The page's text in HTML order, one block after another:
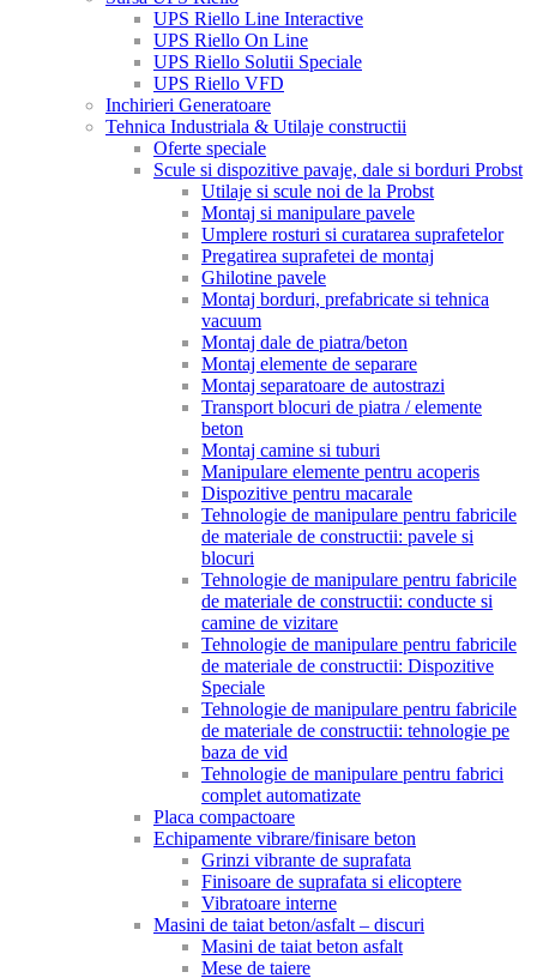
UPS Riello Line Interactive
UPS Riello On Line
UPS Riello Solutii Speciale
UPS Riello VFD
Inchirieri Generatoare
Tehnica Industriala & Utilaje constructii
Oferte speciale
Scule si dispozitive pavaje, dale si borduri Probst
Utilaje si scule noi de la Probst
Montaj si manipulare pavele
Umplere rosturi si curatarea suprafetelor
Pregatirea suprafetei de montaj
Ghilotine pavele
Montaj borduri, prefabricate si tehnica
vacuum
Montaj dale de piatra/beton
Montaj elemente de separare
Montaj separatoare de autostrazi
Transport blocuri de piatra / elemente
beton
Montaj camine si tuburi
Manipulare elemente pentru acoperis
Dispozitive pentru macarale
Tehnologie de manipulare pentru fabricile
de materiale de constructii: pavele si
blocuri
Tehnologie de manipulare pentru fabricile
de materiale de constructii: conducte si
camine de vizitare
Tehnologie de manipulare pentru fabricile
de materiale de constructii: Dispozitive
Speciale
Tehnologie de manipulare pentru fabricile
de materiale de constructii: tehnologie pe
baza de vid
Tehnologie de manipulare pentru fabrici
complet automatizate
Placa compactoare
Echipamente vibrare/finisare beton
Grinzi vibrante de suprafata
Finisoare de suprafata si elicoptere
Vibratoare interne
Masini de taiat beton/asfalt – discuri
Masini de taiat beton asfalt
Mese de taiere